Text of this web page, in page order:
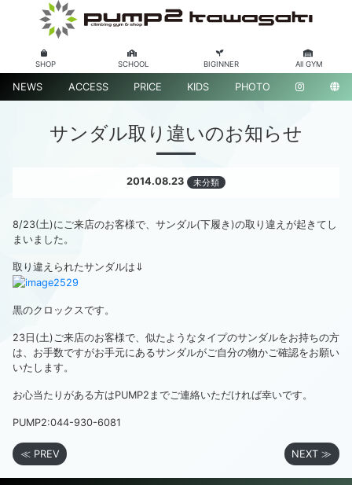
SHOP SCHOOL BIGINNER All GYM
NEWS ACCESS PRICE KIDS PHOTO
サンダル取り違いのお知らせ
2014.08.23 未分類
8/23(土)にご来店のお客様で、サンダル(下履き)の取り違えが起きてし
まいました。
取り違えられたサンダルは⇓
黒のクロックスです。
23日(土)ご来店のお客様で、似たようなタイプのサンダルをお持ちの方
は、お手数ですがお手元にあるサンダルがご自分の物かご確認をお願い
いたします。
お心当たりがある方はPUMP2までご連絡いただければ幸いです。
PUMP2:044-930-6081
≪ PREV NEXT ≫